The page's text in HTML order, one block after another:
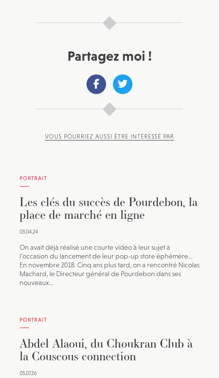
Partagez moi !
VOUS POURRIEZ AUSSI ÊTRE INTÉRESSÉ PAR
PORTRAIT
Les clés du succès de Pourdebon, la
place de marché en ligne
03.04.24
On avait déjà réalisé une courte vidéo à leur sujet à
l’occasion du lancement de leur pop-up store éphémère…
En novembre 2018. Cinq ans plus tard, on a rencontré Nicolas
Machard, le Directeur général de Pourdebon dans ses
nouveaux...
PORTRAIT
Abdel Alaoui, du Choukran Club à
la Couscous connection
05.07.26
Pour recevoir toutes les deux semaines notre lettre
d’info avec une sélection d’articles …